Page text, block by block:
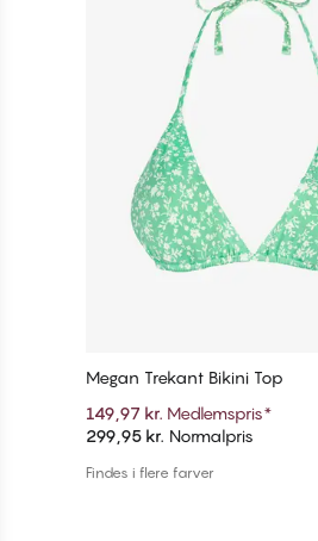
Tilføj til kurv
Megan Trekant Bikini Top
149,97 kr. Medlemspris*
299,95 kr. Normalpris
Findes i flere farver